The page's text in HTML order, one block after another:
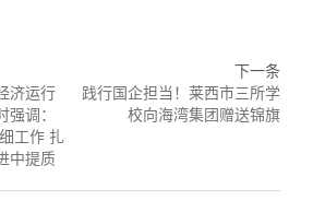
下一条
践行国企担当！莱西市三所学
校向海湾集团赠送锦旗
济运行
调：
工作 扎
中提质